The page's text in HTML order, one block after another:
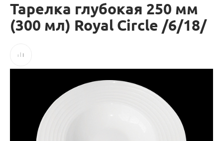
Тарелка глубокая 250 мм
(300 мл) Royal Circle /6/18/